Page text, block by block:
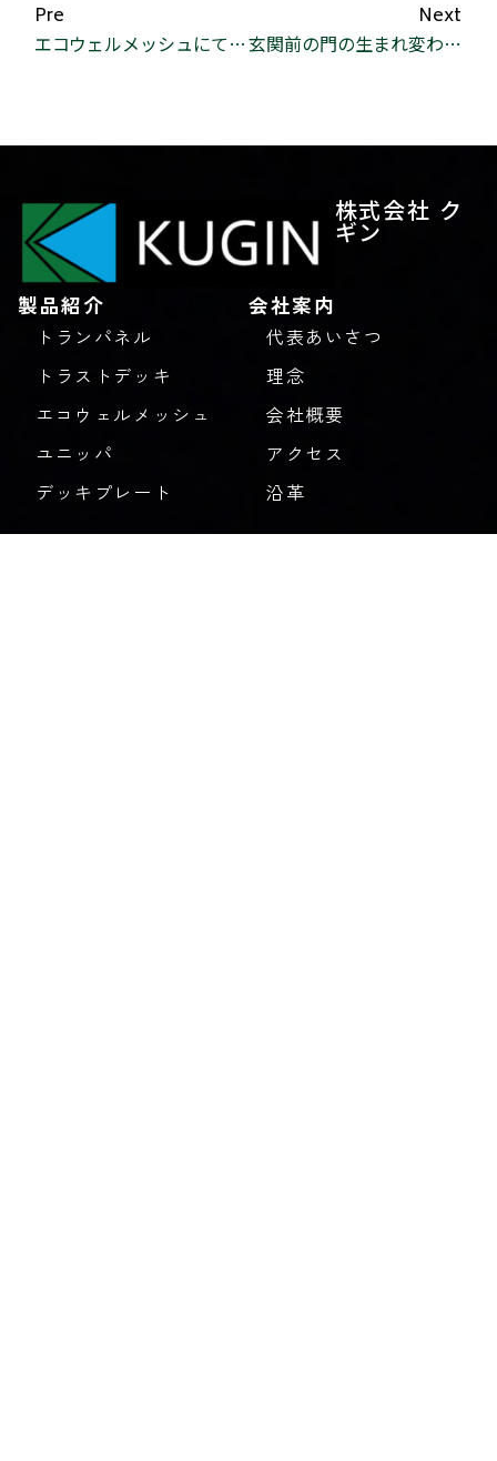
Pre
エコウェルメッシュにて先行埋め戻し
Next
玄関前の門の生まれ変わり！！
株式会社 ク
ギン
製品紹介
トランパネル
トラストデッキ
エコウェルメッシュ
ユニッパ
デッキプレート
会社案内
代表あいさつ
理念
会社概要
アクセス
沿革